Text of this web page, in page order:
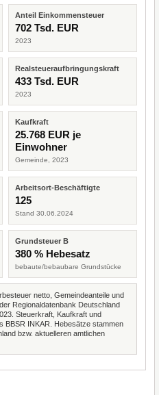
Anteil Einkommensteuer
702 Tsd. EUR
2023
Realsteueraufbringungskraft
433 Tsd. EUR
2023
Kaufkraft
25.768 EUR je
Einwohner
Gemeinde, 2023
Arbeitsort-Beschäftigte
125
Stand 30.06.2024
Grundsteuer B
380 % Hebesatz
bebaute/bebaubare Grundstücke
netto, Gemeindeanteile und
Regionaldatenbank Deutschland
Steuerkraft, Kaufkraft und
BBSR INKAR. Hebesätze stammen
bzw. aktuelleren amtlichen